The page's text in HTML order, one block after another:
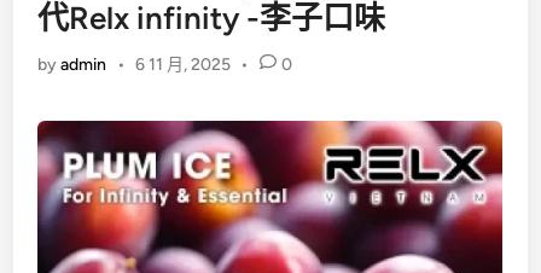
代Relx infinity -李子口味
byadmin • 6 11 月, 2025 • 0